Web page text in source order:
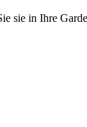
sie in Ihre